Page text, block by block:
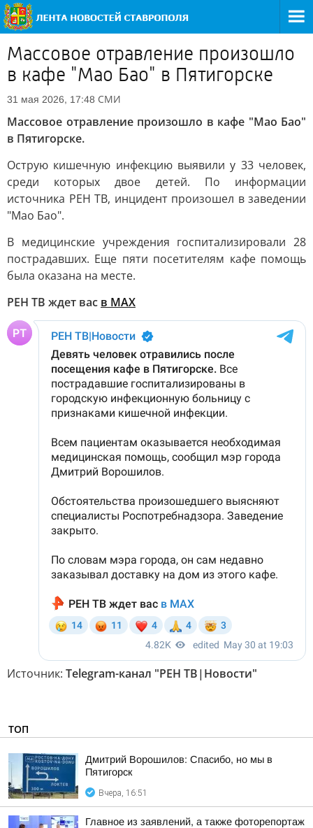
Массовое отравление произошло
в кафе "Мао Бао" в Пятигорске
31 мая 2026, 17:48 СМИ
Массовое отравление произошло в кафе "Мао Бао"
в Пятигорске.
Острую кишечную инфекцию выявили у 33 человек,
среди которых двое детей. По информации
источника РЕН ТВ, инцидент произошел в заведении
"Мао Бао".
В медицинские учреждения госпитализировали 28
пострадавших. Еще пяти посетителям кафе помощь
была оказана на месте.
РЕН ТВ ждет вас в MAX
Источник: Telegram-канал "РЕН ТВ|Новости"
ТОП
Дмитрий Ворошилов: Спасибо, но мы в
Пятигорск
Вчера, 16:51
Главное из заявлений, а также фоторепортаж